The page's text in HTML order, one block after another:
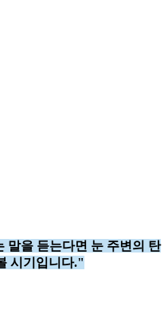
말을 듣는다면 눈 주변의 탄
시기입니다."